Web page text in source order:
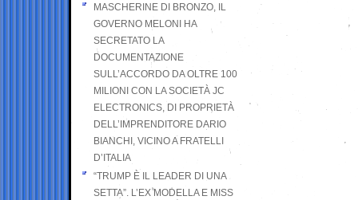
MASCHERINE DI BRONZO, IL
GOVERNO MELONI HA
SECRETATO LA
DOCUMENTAZIONE
SULL’ACCORDO DA OLTRE 100
MILIONI CON LA SOCIETÀ JC
ELECTRONICS, DI PROPRIETÀ
DELL’IMPRENDITORE DARIO
BIANCHI, VICINO A FRATELLI
D’ITALIA
“TRUMP È IL LEADER DI UNA
SETTA”. L’EX MODELLA E MISS